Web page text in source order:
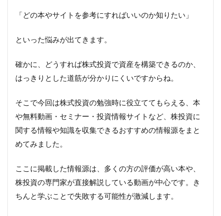
「どの本やサイトを参考にすればいいのか知りたい」
といった悩みが出てきます。
確かに、どうすれば株式投資で資産を構築できるのか、
はっきりとした道筋が分かりにくいですからね。
そこで今回は株式投資の勉強時に役立ててもらえる、本
や無料動画・セミナー・投資情報サイトなど、株投資に
関する情報や知識を収集できるおすすめの情報源をまと
めてみました。
ここに掲載した情報源は、多くの方の評価が高い本や、
株投資の専門家が直接解説している動画が中心です。き
ちんと学ぶことで失敗する可能性が激減します。